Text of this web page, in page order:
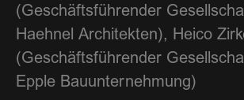
(Geschäftsführender
Haehnel Architekten), Heico
(Geschäftsführender
Epple Bauunternehmung)